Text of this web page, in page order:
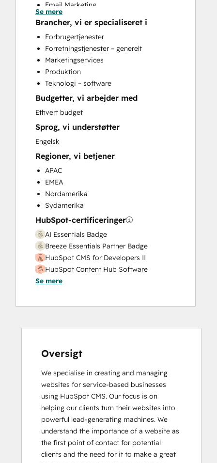
Email Marketing
HubSpot Onboarding
Knowledge Base Development
Search Engine Optimization
Website Design
Website Development
Website Migration
Se mere
Brancher, vi er specialiseret i
Forbrugertjenester
Forretningstjenester – generelt
Marketingservices
Produktion
Teknologi – software
Budgetter, vi arbejder med
Ethvert budget
Sprog, vi understøtter
Engelsk
Regioner, vi betjener
APAC
EMEA
Nordamerika
Sydamerika
HubSpot-certificeringer
AI Essentials Badge
Breeze Essentials Partner Badge
HubSpot CMS for Developers II
HubSpot Content Hub Software
Inbound
SEO II
Se mere
Oversigt
We specialise in creating and managing
websites for service-based businesses
using HubSpot CMS. Our focus is on
helping our clients turn their websites into
powerful lead-generating machines. We
understand the importance of a website as
the first point of contact for potential
clients and the need for it to make a great